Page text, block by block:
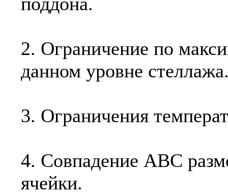
2. Ограничение по
данном уровне
3. Ограничения
4. Совпадение ABC
ячейки.